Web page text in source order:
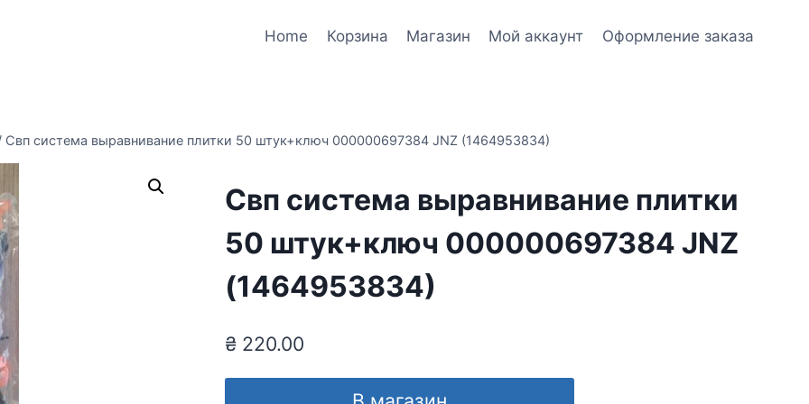
Home Корзина Магазин Мой аккаунт Оформление заказа
Свп система выравнивание плитки 50 штук+ключ 000000697384 JNZ (1464953834)
Свп система выравнивание плитки
50 штук+ключ 000000697384 JNZ
(1464953834)
₴220.00